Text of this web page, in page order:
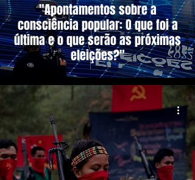
"Apontamentos sobre a
consciência popular: O que foi a
última e o que serão as próximas
eleições?"